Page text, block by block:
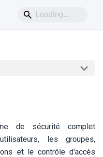
de sécurité complet
les groupes,
et le contrôle d'accès